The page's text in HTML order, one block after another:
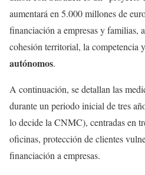
aumentará en 5.000 millones de
financiación a empresas y familias,
cohesión territorial, la competencia
autónomos.
A continuación, se detallan las
durante un periodo inicial de tres
lo decide la CNMC), centradas en
oficinas, protección de clientes
financiación a empresas.